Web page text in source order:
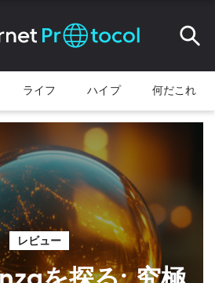
ライフ ハイプ 何だこれ
レビュー